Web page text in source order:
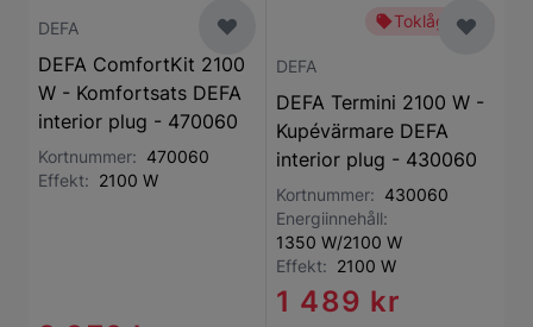
DEFA
DEFA ComfortKit 2100
W - Komfortsats DEFA
interior plug - 470060
Kortnummer: 470060
Effekt: 2100 W
Toklågt pris
DEFA
DEFA Termini 2100 W -
Kupévärmare DEFA
interior plug - 430060
Kortnummer: 430060
Energiinnehåll:
1350 W/2100 W
Effekt: 2100 W
1 489 kr